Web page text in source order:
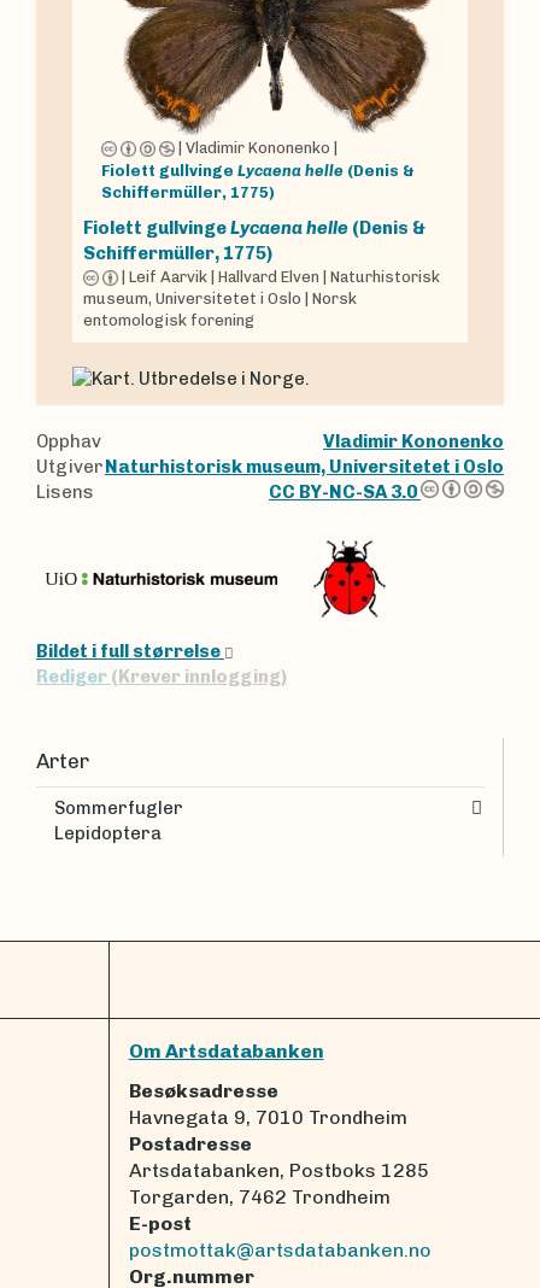
Vladimir Kononenko
Fiolett gullvinge Lycaena helle (Denis &
Schiffermüller, 1775)
Fiolett gullvingeLycaena helle (Denis &
Schiffermüller, 1775)
Leif Aarvik Hallvard Elven
Naturhistorisk
museum, Universitetet i Oslo
Norsk
entomologisk forening
Opphav
Vladimir Kononenko
Utgiver Naturhistorisk museum, Universitetet i Oslo
Lisens
CC BY-NC-SA 3.0
Bildet i full størrelse
Rediger (Krever innlogging)
Arter
Sommerfugler
Lepidoptera
Om Artsdatabanken
Besøksadresse
Havnegata 9, 7010 Trondheim
Postadresse
Artsdatabanken, Postboks 1285
Torgarden, 7462 Trondheim
E-post
postmottak@artsdatabanken.no
Org.nummer